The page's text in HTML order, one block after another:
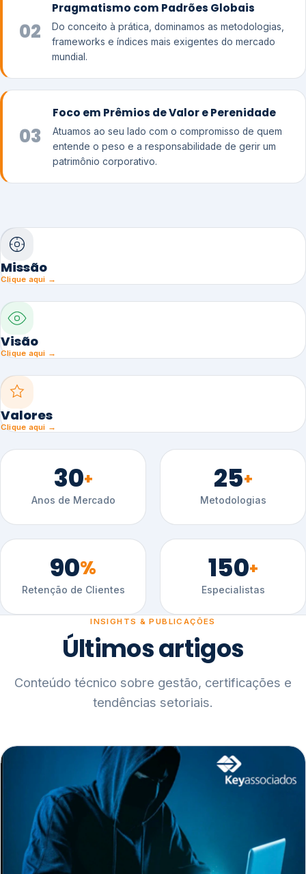
02
Pragmatismo com Padrões Globais
Do conceito à prática, dominamos as metodologias,
frameworks e índices mais exigentes do mercado
mundial.
03
Foco em Prêmios de Valor e Perenidade
Atuamos ao seu lado com o compromisso de quem
entende o peso e a responsabilidade de gerir um
patrimônio corporativo.
Missão
Clique aqui →
Visão
Clique aqui →
Valores
Clique aqui →
30+
Anos de Mercado
25+
Metodologias
90%
Retenção de Clientes
150+
Especialistas
INSIGHTS & PUBLICAÇÕES
Últimos artigos
Conteúdo técnico sobre gestão, certificações e
tendências setoriais.